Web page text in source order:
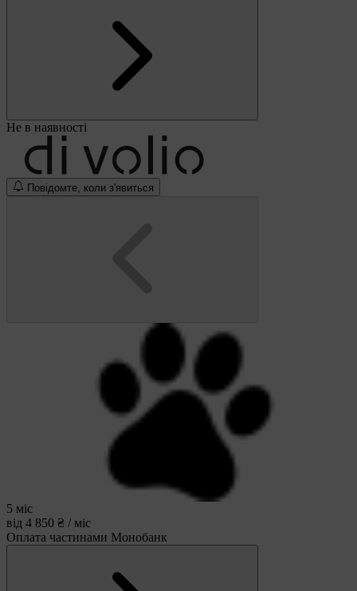
Не в наявності
Повідомте, коли з'явиться
5 міс
від 4 850 ₴ / міс
Оплата частинами Монобанк